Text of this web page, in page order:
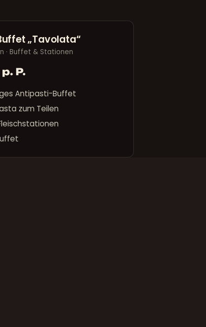
„Tavolata“
· Buffet & Stationen
P.
Antipasti-Buffet
zum Teilen